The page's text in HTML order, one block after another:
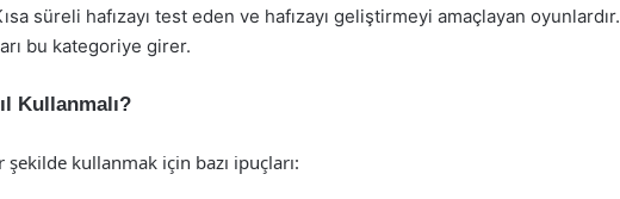
süreli hafızayı test eden ve hafızayı geliştirmeyi amaçlayan oyunlardır.
bu kategoriye girer.
Kullanmalı?
kullanmak için bazı ipuçları: